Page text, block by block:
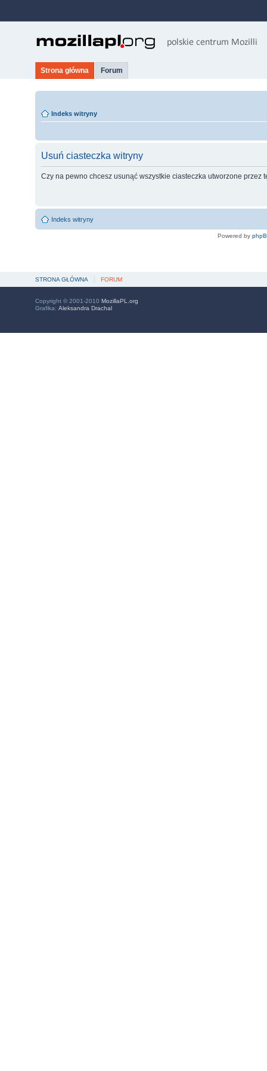
Strona główna Forum
Indeks witryny
Usuń ciasteczka witryny
Czy na pewno chcesz usunąć wszystkie ciasteczka utworzone przez
Indeks witryny
Powered by
STRONA GŁÓWNA FORUM
Copyright © 2001-2010 MozillaPL.org
Grafika: Aleksandra Drachal